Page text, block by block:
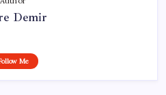
Demir
Me